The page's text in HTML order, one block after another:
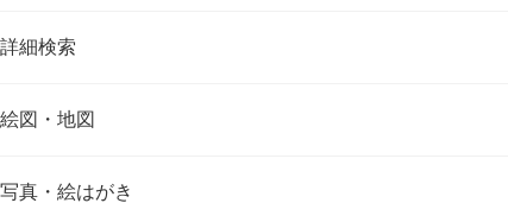
詳細検索
絵図・地図
写真・絵はがき